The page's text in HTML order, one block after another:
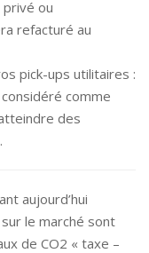
ou
refacturé au
pick-ups utilitaires :
comme
des
aujourd’hui
le marché sont
de CO2 « taxe –